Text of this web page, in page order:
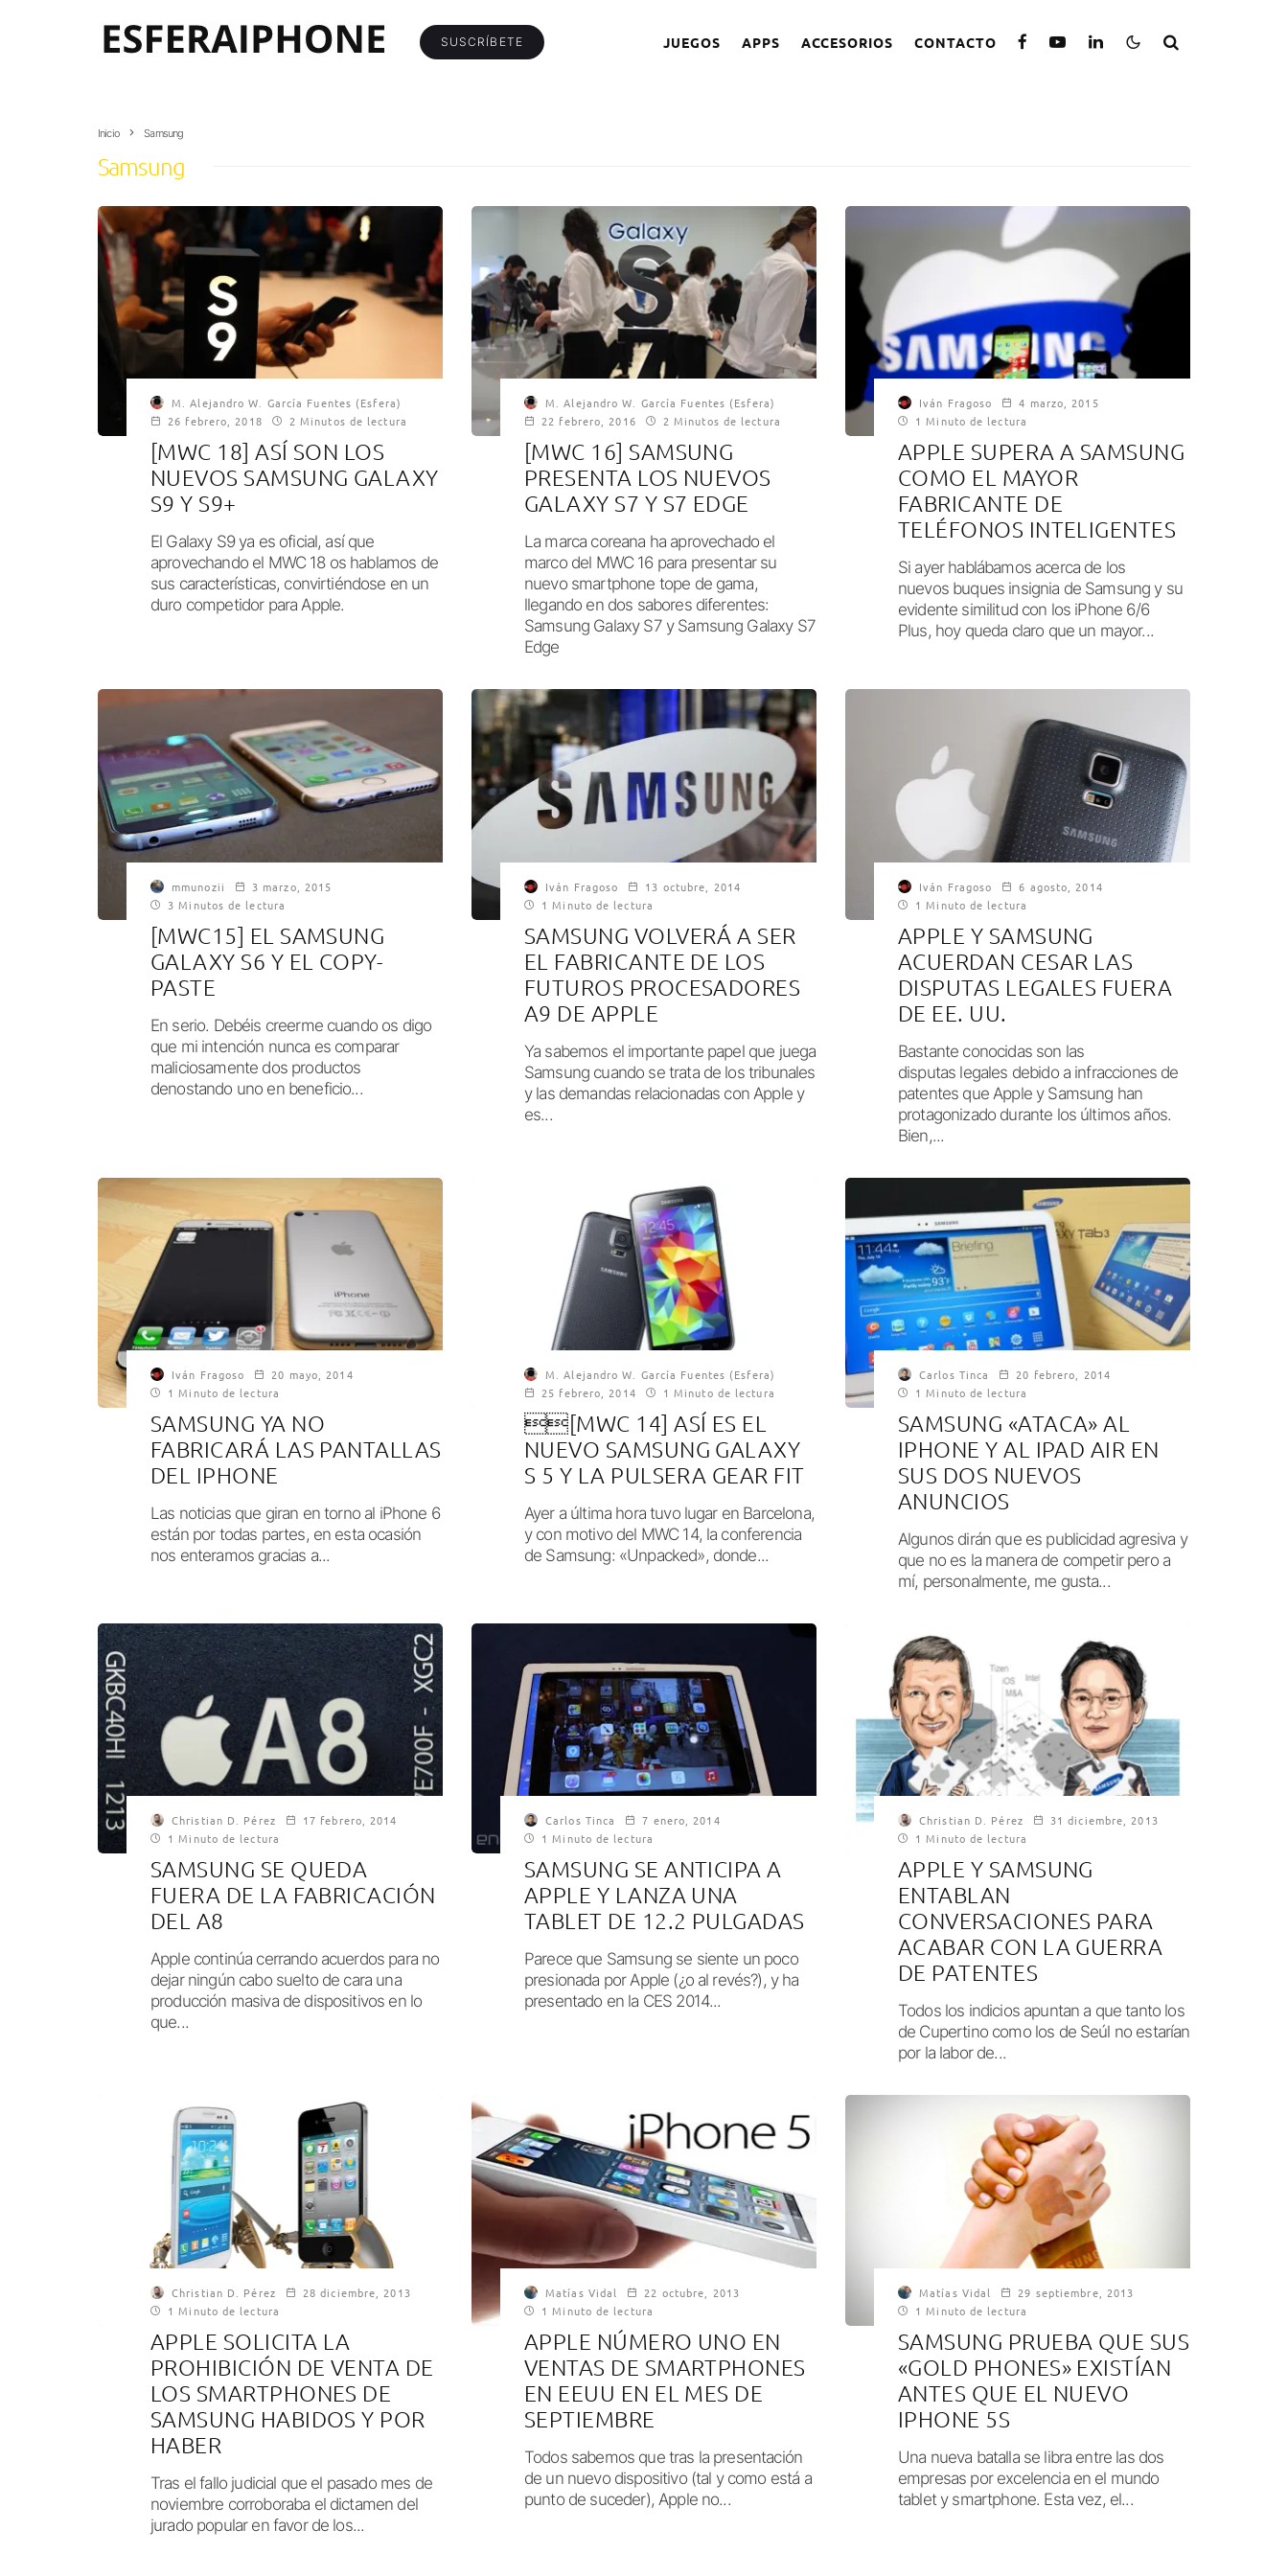
SUSCRÍBETE JUEGOS APPS ACCESORIOS CONTACTO
Inicio Samsung
Samsung
M. Alejandro W. García Fuentes (Esfera)
26 febrero, 2018
2 Minutos de lectura
[MWC 18] ASÍ SON LOS
NUEVOS SAMSUNG GALAXY
S9 Y S9+
El Galaxy S9 ya es oficial, así que
aprovechando el MWC 18 os hablamos de
sus características, convirtiéndose en un
duro competidor para Apple.
M. Alejandro W. García Fuentes (Esfera)
22 febrero, 2016
2 Minutos de lectura
[MWC 16] SAMSUNG
PRESENTA LOS NUEVOS
GALAXY S7 Y S7 EDGE
La marca coreana ha aprovechado el
marco del MWC 16 para presentar su
nuevo smartphone tope de gama,
llegando en dos sabores diferentes:
Samsung Galaxy S7 y Samsung Galaxy S7
Edge
Iván Fragoso
4 marzo, 2015
1 Minuto de lectura
APPLE SUPERA A SAMSUNG
COMO EL MAYOR
FABRICANTE DE
TELÉFONOS INTELIGENTES
Si ayer hablábamos acerca de los
nuevos buques insignia de Samsung y su
evidente similitud con los iPhone 6/6
Plus, hoy queda claro que un mayor...
mmunozii
3 marzo, 2015
3 Minutos de lectura
[MWC15] EL SAMSUNG
GALAXY S6 Y EL COPY-
PASTE
En serio. Debéis creerme cuando os digo
que mi intención nunca es comparar
maliciosamente dos productos
denostando uno en beneficio...
Iván Fragoso
13 octubre, 2014
1 Minuto de lectura
SAMSUNG VOLVERÁ A SER
EL FABRICANTE DE LOS
FUTUROS PROCESADORES
A9 DE APPLE
Ya sabemos el importante papel que juega
Samsung cuando se trata de los tribunales
y las demandas relacionadas con Apple y
es...
Iván Fragoso
6 agosto, 2014
1 Minuto de lectura
APPLE Y SAMSUNG
ACUERDAN CESAR LAS
DISPUTAS LEGALES FUERA
DE EE. UU.
Bastante conocidas son las
disputas legales debido a infracciones de
patentes que Apple y Samsung han
protagonizado durante los últimos años.
Bien,...
Iván Fragoso
20 mayo, 2014
1 Minuto de lectura
SAMSUNG YA NO
FABRICARÁ LAS PANTALLAS
DEL IPHONE
Las noticias que giran en torno al iPhone 6
están por todas partes, en esta ocasión
nos enteramos gracias a...
M. Alejandro W. García Fuentes (Esfera)
25 febrero, 2014
1 Minuto de lectura
[MWC 14] ASÍ ES EL
NUEVO SAMSUNG GALAXY
S 5 Y LA PULSERA GEAR FIT
Ayer a última hora tuvo lugar en Barcelona,
y con motivo del MWC 14, la conferencia
de Samsung: «Unpacked», donde...
Carlos Tinca
20 febrero, 2014
1 Minuto de lectura
SAMSUNG «ATACA» AL
IPHONE Y AL IPAD AIR EN
SUS DOS NUEVOS
ANUNCIOS
Algunos dirán que es publicidad agresiva y
que no es la manera de competir pero a
mí, personalmente, me gusta...
Christian D. Pérez
17 febrero, 2014
1 Minuto de lectura
SAMSUNG SE QUEDA
FUERA DE LA FABRICACIÓN
DEL A8
Apple continúa cerrando acuerdos para no
dejar ningún cabo suelto de cara una
producción masiva de dispositivos en lo
que...
Carlos Tinca
7 enero, 2014
1 Minuto de lectura
SAMSUNG SE ANTICIPA A
APPLE Y LANZA UNA
TABLET DE 12.2 PULGADAS
Parece que Samsung se siente un poco
presionada por Apple (¿o al revés?), y ha
presentado en la CES 2014...
Christian D. Pérez
31 diciembre, 2013
1 Minuto de lectura
APPLE Y SAMSUNG
ENTABLAN
CONVERSACIONES PARA
ACABAR CON LA GUERRA
DE PATENTES
Todos los indicios apuntan a que tanto los
de Cupertino como los de Seúl no estarían
por la labor de...
Christian D. Pérez
28 diciembre, 2013
1 Minuto de lectura
APPLE SOLICITA LA
PROHIBICIÓN DE VENTA DE
LOS SMARTPHONES DE
SAMSUNG HABIDOS Y POR
HABER
Tras el fallo judicial que el pasado mes de
noviembre corroboraba el dictamen del
jurado popular en favor de los...
Matías Vidal
22 octubre, 2013
1 Minuto de lectura
APPLE NÚMERO UNO EN
VENTAS DE SMARTPHONES
EN EEUU EN EL MES DE
SEPTIEMBRE
Todos sabemos que tras la presentación
de un nuevo dispositivo (tal y como está a
punto de suceder), Apple no...
Matías Vidal
29 septiembre, 2013
1 Minuto de lectura
SAMSUNG PRUEBA QUE SUS
«GOLD PHONES» EXISTÍAN
ANTES QUE EL NUEVO
IPHONE 5S
Una nueva batalla se libra entre las dos
empresas por excelencia en el mundo
tablet y smartphone. Esta vez, el...